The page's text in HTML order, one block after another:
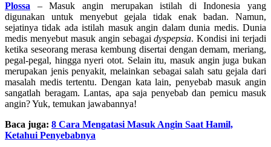
Plossa
– Masuk angin merupakan istilah di Indonesia yang
digunakan untuk menyebut gejala tidak enak badan. Namun,
sejatinya tidak ada istilah masuk angin dalam dunia medis. Dunia
medis menyebut masuk angin sebagaidyspepsia. Kondisi ini terjadi
ketika seseorang merasa kembung disertai dengan demam, meriang,
pegal-pegal, hingga nyeri otot. Selain itu, masuk angin juga bukan
merupakan jenis penyakit, melainkan sebagai salah satu gejala dari
masalah medis tertentu. Dengan kata lain, penyebab masuk angin
sangatlah beragam. Lantas, apa saja penyebab dan pemicu masuk
angin? Yuk, temukan jawabannya!
Baca juga: 8 Cara Mengatasi Masuk Angin Saat Hamil,
Ketahui Penyebabnya